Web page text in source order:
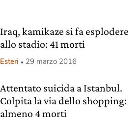
Iraq, kamikaze si fa esplodere
allo stadio: 41 morti
Esteri 29 marzo 2016
Attentato suicida a Istanbul.
Colpita la via dello shopping:
almeno 4 morti